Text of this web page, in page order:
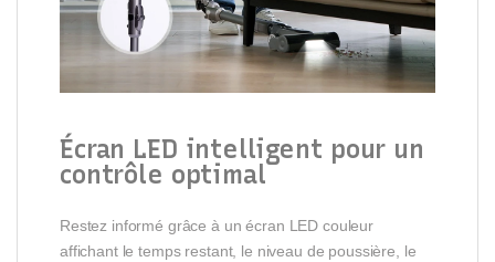
Écran LED intelligent pour un
contrôle optimal
Restez informé grâce à un écran LED couleur
affichant le temps restant, le niveau de poussière, le